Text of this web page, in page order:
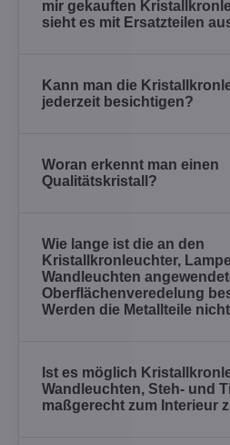
mir gekauften
sieht es mit Ersatzteilen
Kann man die
jederzeit besichtigen?
Woran erkennt man einen
Qualitätskristall?
Wie lange ist die an den
Kristallkronleuchter,
Wandleuchten
Oberflächenveredelung
Werden die Metallteile
Ist es möglich
Wandleuchten, Steh- und
maßgerecht zum Interieur